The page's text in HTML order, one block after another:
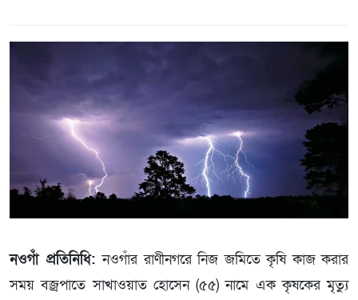
নওগাঁ প্রতিনিধি:নওগাঁর রাণীনগরে নিজ জমিতে কৃষি কাজ করার
সময় বজ্রপাতে সাখাওয়াত হোসেন (৫৫) নামে এক কৃষকের মৃত্যু